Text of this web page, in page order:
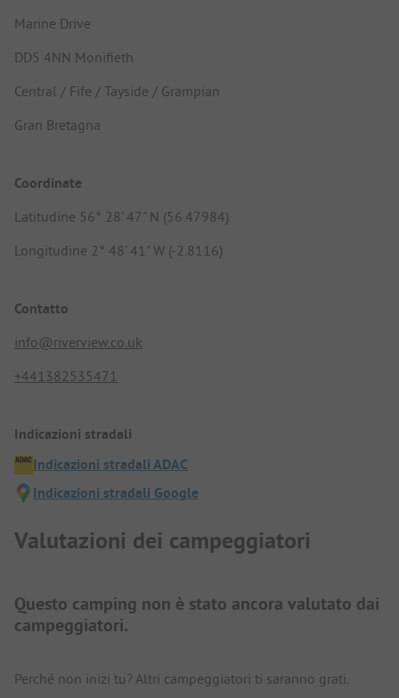
Marine Drive
DD5 4NN Monifieth
Central / Fife / Tayside / Grampian
Gran Bretagna
Coordinate
Latitudine 56° 28' 47" N (56.47984)
Longitudine 2° 48' 41" W (-2.8116)
Contatto
info@riverview.co.uk
+441382535471
Indicazioni stradali
Indicazioni stradali ADAC
Indicazioni stradali Google
Valutazioni dei campeggiatori
Questo camping non è stato ancora valutato dai
campeggiatori.
Perché non inizi tu? Altri campeggiatori ti saranno grati.